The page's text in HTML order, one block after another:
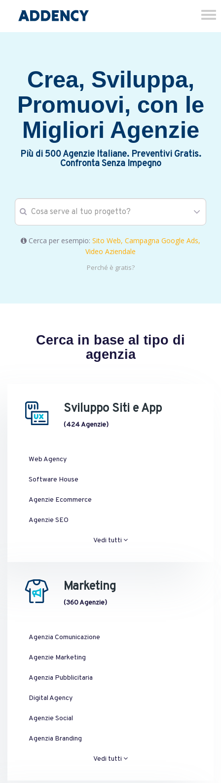
Crea, Sviluppa,
Promuovi, con le
Migliori Agenzie
Più di 500 Agenzie Italiane. Preventivi Gratis.
Confronta Senza Impegno
Cerca per esempio: Sito Web, Campagna Google Ads,
Video Aziendale
Perché è gratis?
Cerca in base al tipo di
agenzia
Sviluppo Siti e App
(424 Agenzie)
Web Agency
Software House
Agenzie Ecommerce
Agenzie SEO
Vedi tutti
Marketing
(360 Agenzie)
Agenzia Comunicazione
Agenzie Marketing
Agenzia Pubblicitaria
Digital Agency
Agenzie Social
Agenzia Branding
Vedi tutti